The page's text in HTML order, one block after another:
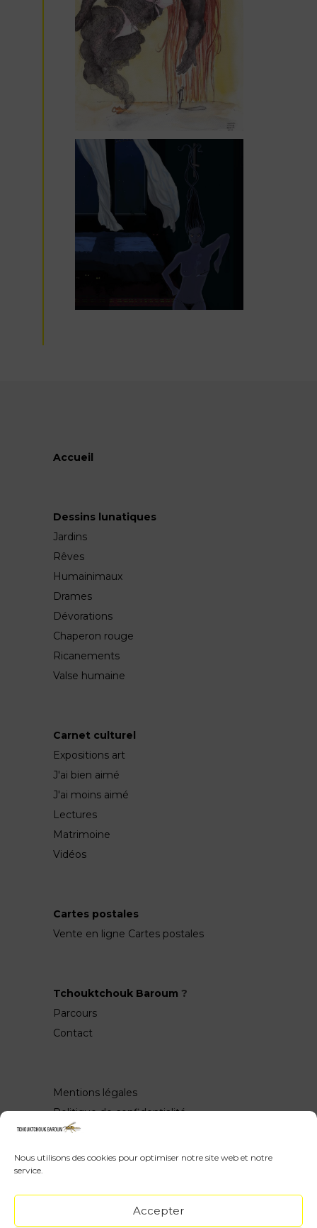
Nous utilisons des cookies pour optimiser notre site web et notre
service.
Accepter
Accueil
Dessins lunatiques
Jardins
Rêves
Humainimaux
Drames
Dévorations
Chaperon rouge
Ricanements
Valse humaine
Carnet culturel
Expositions art
J'ai bien aimé
J'ai moins aimé
Lectures
Matrimoine
Vidéos
Cartes postales
Vente en ligne Cartes postales
Tchouktchouk Baroum ?
Parcours
Contact
Mentions légales
Politique de confidentialité
Wow, vous avez scrollé jusquen bas ♥